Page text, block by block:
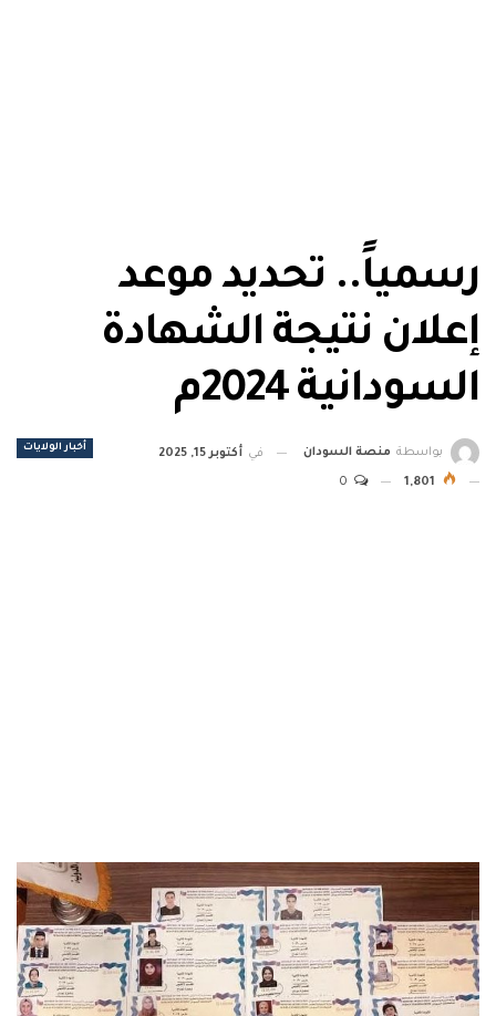
رسمياً.. تحديد موعد
إعلان نتيجة الشهادة
السودانية 2024م
أخبار الولايات بواسطة منصة السودان في أكتوبر 15, 2025
1,801